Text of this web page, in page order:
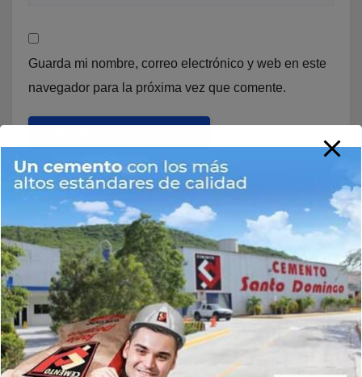
Guarda mi nombre, correo electrónico y web en este
navegador para la próxima vez que comente.